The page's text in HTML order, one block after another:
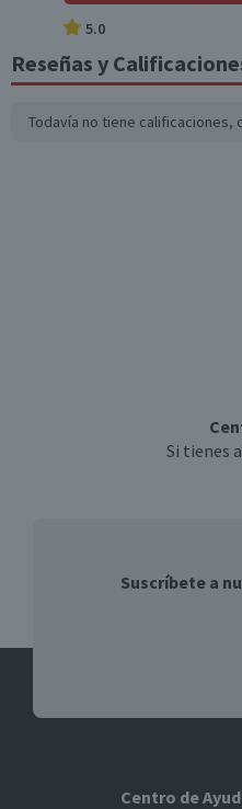
5.0
Reseñas y
Todavía no tiene calificaciones,
Si tienes
Suscríbete a
Centro de